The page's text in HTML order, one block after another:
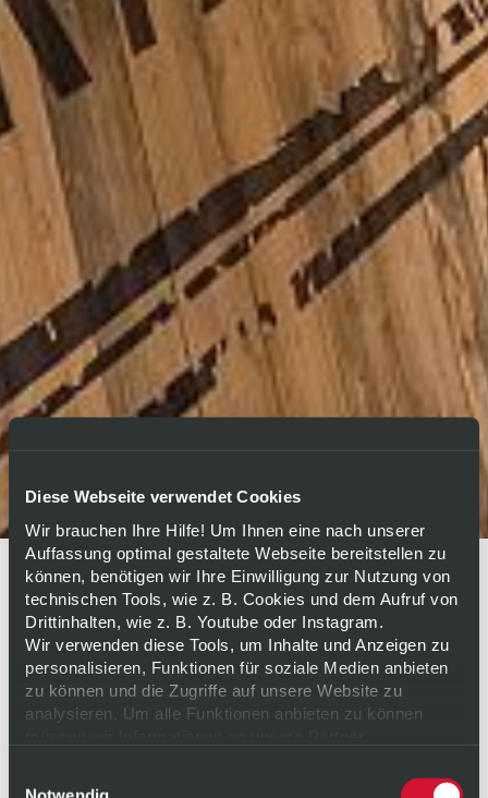
Diese Webseite verwendet Cookies
Wir brauchen Ihre Hilfe! Um Ihnen eine nach unserer
Auffassung optimal gestaltete Webseite bereitstellen zu
können, benötigen wir Ihre Einwilligung zur Nutzung von
technischen Tools, wie z. B. Cookies und dem Aufruf von
Drittinhalten, wie z. B. Youtube oder Instagram.
Wir verwenden diese Tools, um Inhalte und Anzeigen zu
personalisieren, Funktionen für soziale Medien anbieten
zu können und die Zugriffe auf unsere Website zu
analysieren. Um alle Funktionen anbieten zu können
möglicherweise mit weiteren Daten zusammen, die Sie
WERTE